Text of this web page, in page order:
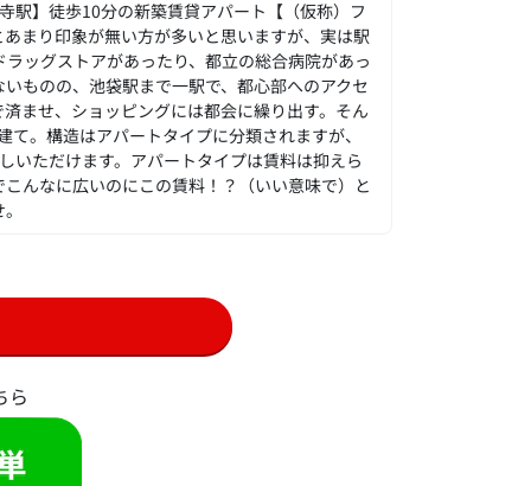
駅】徒歩10分の新築賃貸アパート【（仮称）フ
まり印象が無い方が多いと思いますが、実は駅
ッグストアがあったり、都立の総合病院があっ
ものの、池袋駅まで一駅で、都心部へのアクセ
ませ、ショッピングには都会に繰り出す。そん
。構造はアパートタイプに分類されますが、
いただけます。アパートタイプは賃料は抑えら
んなに広いのにこの賃料！？（いい意味で）と
ら